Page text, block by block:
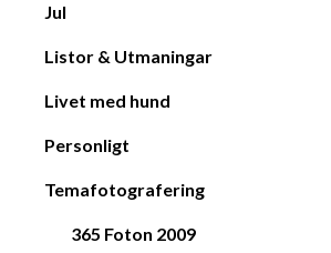
Jul
Listor & Utmaningar
Livet med hund
Personligt
Temafotografering
365 Foton 2009